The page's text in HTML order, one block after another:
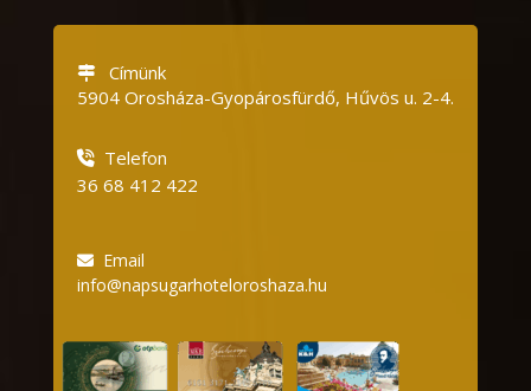
Címünk
5904 Orosháza-Gyopárosfürdő, Hűvös u. 2-4.
Telefon
36 68 412 422
Email
info@napsugarhoteloroshaza.hu